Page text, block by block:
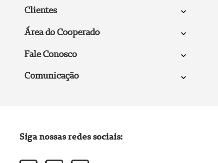
Clientes
Área do Cooperado
Fale Conosco
Comunicação
Siga nossas redes sociais: